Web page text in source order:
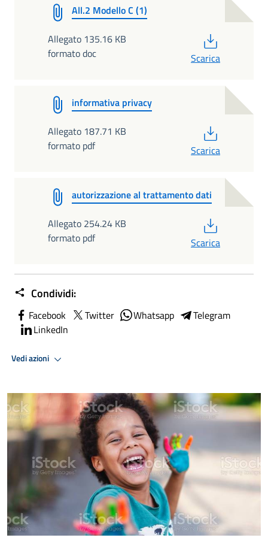
All.2 Modello C (1)
Allegato 135.16 KB
formato doc
Scarica
informativa privacy
Allegato 187.71 KB
formato pdf
Scarica
autorizzazione al trattamento dati
Allegato 254.24 KB
formato pdf
Scarica
Condividi:
Facebook Twitter Whatsapp
Telegram
LinkedIn
Vedi azioni